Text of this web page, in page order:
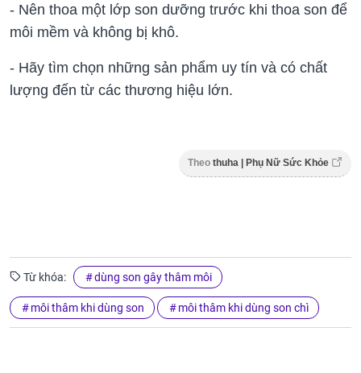
- Nên thoa một lớp son dưỡng trước khi thoa son để
môi mềm và không bị khô.
- Hãy tìm chọn những sản phẩm uy tín và có chất
lượng đến từ các thương hiệu lớn.
Theo thuha | Phụ Nữ Sức Khỏe
Từ khóa: dùng son gây thâm môi
môi thâm khi dùng son môi thâm khi dùng son chì